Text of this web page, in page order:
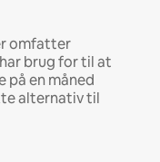
omfatter
brug for til at
på en måned
alternativ til